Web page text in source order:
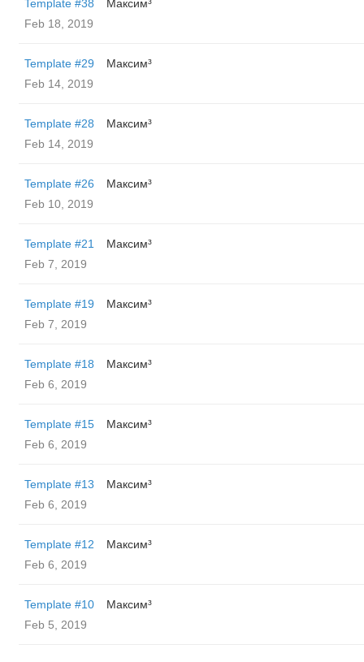
Template #38
Максим³
Feb 18, 2019
Template #29
Максим³
Feb 14, 2019
Template #28
Максим³
Feb 14, 2019
Template #26
Максим³
Feb 10, 2019
Template #21
Максим³
Feb 7, 2019
Template #19
Максим³
Feb 7, 2019
Template #18
Максим³
Feb 6, 2019
Template #15
Максим³
Feb 6, 2019
Template #13
Максим³
Feb 6, 2019
Template #12
Максим³
Feb 6, 2019
Template #10
Максим³
Feb 5, 2019